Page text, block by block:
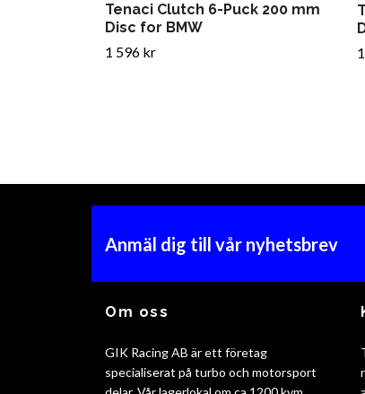
Tenaci Clutch 6-Puck 200 mm
Disc for BMW
1 596 kr
Anmäl dig till vår nyhetsbrev
Om oss
GIK Racing AB är ett företag
specialiserat på turbo och motorsport